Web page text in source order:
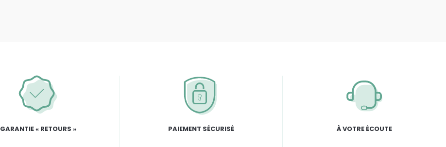
GARANTIE « RETOURS » PAIEMENT SÉCURISÉ À VOTRE ÉCOUTE